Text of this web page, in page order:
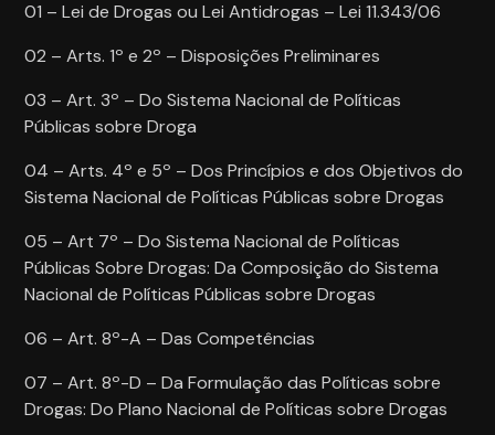
01 – Lei de Drogas ou Lei Antidrogas – Lei 11.343/06
02 – Arts. 1º e 2º – Disposições Preliminares
03 – Art. 3º – Do Sistema Nacional de Políticas
Públicas sobre Droga
04 – Arts. 4º e 5º – Dos Princípios e dos Objetivos do
Sistema Nacional de Políticas Públicas sobre Drogas
05 – Art 7º – Do Sistema Nacional de Políticas
Públicas Sobre Drogas: Da Composição do Sistema
Nacional de Políticas Públicas sobre Drogas
06 – Art. 8º-A – Das Competências
07 – Art. 8º-D – Da Formulação das Políticas sobre
Drogas: Do Plano Nacional de Políticas sobre Drogas